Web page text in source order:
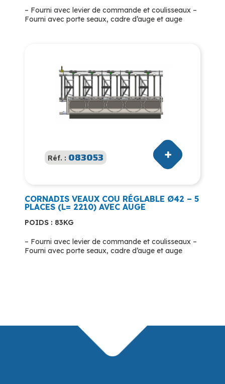
– Fourni avec levier de commande et coulisseaux –
Fourni avec porte seaux, cadre d’auge et auge
Réf. : 083053
CORNADIS VEAUX COU RÉGLABLE Ø42 – 5
PLACES (L= 2210) AVEC AUGE
POIDS : 83KG
– Fourni avec levier de commande et coulisseaux –
Fourni avec porte seaux, cadre d’auge et auge